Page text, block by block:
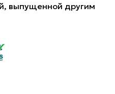
выпущенной другим